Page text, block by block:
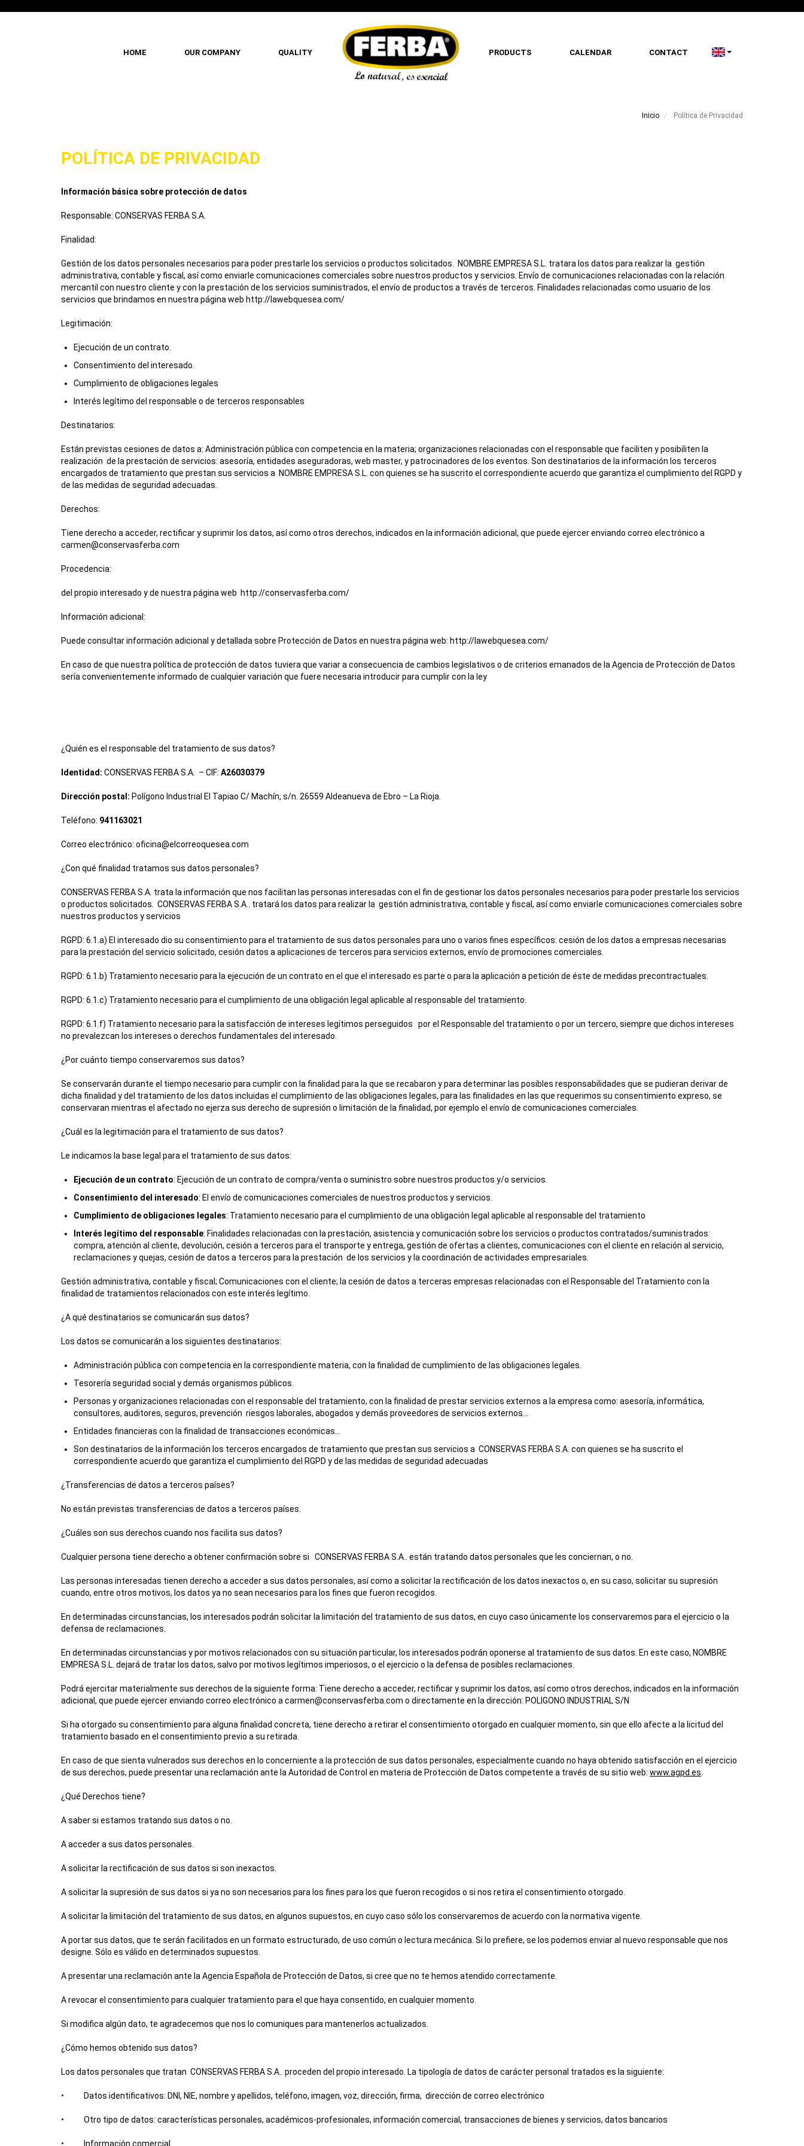
HOME OUR COMPANY QUALITY PRODUCTS CALENDAR CONTACT
Inicio Política de Privacidad
POLÍTICA DE PRIVACIDAD
Información básica sobre protección de datos
Responsable: CONSERVAS FERBA S.A.
Finalidad:
Gestión de los datos personales necesarios para poder prestarle los servicios o productos solicitados. NOMBRE EMPRESA S.L. tratara los datos para realizar la gestión
administrativa, contable y fiscal, así como enviarle comunicaciones comerciales sobre nuestros productos y servicios. Envío de comunicaciones relacionadas con la relación
mercantil con nuestro cliente y con la prestación de los servicios suministrados, el envío de productos a través de terceros. Finalidades relacionadas como usuario de los
servicios que brindamos en nuestra página web http://lawebquesea.com/
Legitimación:
Ejecución de un contrato.
Consentimiento del interesado.
Cumplimiento de obligaciones legales
Interés legítimo del responsable o de terceros responsables
Destinatarios:
Están previstas cesiones de datos a: Administración pública con competencia en la materia; organizaciones relacionadas con el responsable que faciliten y posibiliten la
realización de la prestación de servicios: asesoría, entidades aseguradoras, web master, y patrocinadores de los eventos. Son destinatarios de la información los terceros
encargados de tratamiento que prestan sus servicios a NOMBRE EMPRESA S.L. con quienes se ha suscrito el correspondiente acuerdo que garantiza el cumplimiento del RGPD y
de las medidas de seguridad adecuadas.
Derechos:
Tiene derecho a acceder, rectificar y suprimir los datos, así como otros derechos, indicados en la información adicional, que puede ejercer enviando correo electrónico a
carmen@conservasferba.com
Procedencia:
del propio interesado y de nuestra página web http://conservasferba.com/
Información adicional:
Puede consultar información adicional y detallada sobre Protección de Datos en nuestra página web: http://lawebquesea.com/
En caso de que nuestra política de protección de datos tuviera que variar a consecuencia de cambios legislativos o de criterios emanados de la Agencia de Protección de Datos
sería convenientemente informado de cualquier variación que fuere necesaria introducir para cumplir con la ley
¿Quién es el responsable del tratamiento de sus datos?
Identidad: CONSERVAS FERBA S.A. – CIF: A26030379
Dirección postal: Polígono Industrial El Tapiao C/ Machín, s/n. 26559 Aldeanueva de Ebro – La Rioja.
Teléfono: 941163021
Correo electrónico: oficina@elcorreoquesea.com
¿Con qué finalidad tratamos sus datos personales?
CONSERVAS FERBA S.A. trata la información que nos facilitan las personas interesadas con el fin de gestionar los datos personales necesarios para poder prestarle los servicios
o productos solicitados.
CONSERVAS FERBA S.A.
tratará los datos para realizar la gestión administrativa, contable y fiscal, así como enviarle comunicaciones comerciales sobre
nuestros productos y servicios
RGPD: 6.1.a) El interesado dio su consentimiento para el tratamiento de sus datos personales para uno o varios fines específicos: cesión de los datos a empresas necesarias
para la prestación del servicio solicitado, cesión datos a aplicaciones de terceros para servicios externos, envío de promociones comerciales.
RGPD: 6.1.b) Tratamiento necesario para la ejecución de un contrato en el que el interesado es parte o para la aplicación a petición de éste de medidas precontractuales.
RGPD: 6.1.c) Tratamiento necesario para el cumplimiento de una obligación legal aplicable al responsable del tratamiento.
RGPD: 6.1.f) Tratamiento necesario para la satisfacción de intereses legítimos perseguidos por el Responsable del tratamiento o por un tercero, siempre que dichos intereses
no prevalezcan los intereses o derechos fundamentales del interesado.
¿Por cuánto tiempo conservaremos sus datos?
Se conservarán durante el tiempo necesario para cumplir con la finalidad para la que se recabaron y para determinar las posibles responsabilidades que se pudieran derivar de
dicha finalidad y del tratamiento de los datos incluidas el cumplimiento de las obligaciones legales, para las finalidades en las que requerimos su consentimiento expreso, se
conservaran mientras el afectado no ejerza sus derecho de supresión o limitación de la finalidad, por ejemplo el envío de comunicaciones comerciales.
¿Cuál es la legitimación para el tratamiento de sus datos?
Le indicamos la base legal para el tratamiento de sus datos:
Ejecución de un contrato: Ejecución de un contrato de compra/venta o suministro sobre nuestros productos y/o servicios.
Consentimiento del interesado: El envío de comunicaciones comerciales de nuestros productos y servicios.
Cumplimiento de obligaciones legales: Tratamiento necesario para el cumplimiento de una obligación legal aplicable al responsable del tratamiento
Interés legítimo del responsable: Finalidades relacionadas con la prestación, asistencia y comunicación sobre los servicios o productos contratados/suministrados:
compra, atención al cliente, devolución, cesión a terceros para el transporte y entrega, gestión de ofertas a clientes, comunicaciones con el cliente en relación al servicio,
reclamaciones y quejas, cesión de datos a terceros para la prestación de los servicios y la coordinación de actividades empresariales.
Gestión administrativa, contable y fiscal; Comunicaciones con el cliente; la cesión de datos a terceras empresas relacionadas con el Responsable del Tratamiento con la
finalidad de tratamientos relacionados con este interés legítimo.
¿A qué destinatarios se comunicarán sus datos?
Los datos se comunicarán a los siguientes destinatarios:
Administración pública con competencia en la correspondiente materia, con la finalidad de cumplimiento de las obligaciones legales.
Tesorería seguridad social y demás organismos públicos.
Personas y organizaciones relacionadas con el responsable del tratamiento, con la finalidad de prestar servicios externos a la empresa como: asesoría, informática,
consultores, auditores, seguros, prevención riesgos laborales, abogados y demás proveedores de servicios externos...
Entidades financieras con la finalidad de transacciones económicas...
Son destinatarios de la información los terceros encargados de tratamiento que prestan sus servicios a CONSERVAS FERBA S.A. con quienes se ha suscrito el
correspondiente acuerdo que garantiza el cumplimiento del RGPD y de las medidas de seguridad adecuadas
¿Transferencias de datos a terceros países?
No están previstas transferencias de datos a terceros países.
¿Cuáles son sus derechos cuando nos facilita sus datos?
Cualquier persona tiene derecho a obtener confirmación sobre si CONSERVAS FERBA S.A. . están tratando datos personales que les conciernan, o no.
Las personas interesadas tienen derecho a acceder a sus datos personales, así como a solicitar la rectificación de los datos inexactos o, en su caso, solicitar su supresión
cuando, entre otros motivos, los datos ya no sean necesarios para los fines que fueron recogidos.
En determinadas circunstancias, los interesados podrán solicitar la limitación del tratamiento de sus datos, en cuyo caso únicamente los conservaremos para el ejercicio o la
defensa de reclamaciones.
En determinadas circunstancias y por motivos relacionados con su situación particular, los interesados podrán oponerse al tratamiento de sus datos. En este caso, NOMBRE
EMPRESA S.L. dejará de tratar los datos, salvo por motivos legítimos imperiosos, o el ejercicio o la defensa de posibles reclamaciones.
Podrá ejercitar materialmente sus derechos de la siguiente forma: Tiene derecho a acceder, rectificar y suprimir los datos, así como otros derechos, indicados en la información
adicional, que puede ejercer enviando correo electrónico a carmen@conservasferba.com o directamente en la dirección: POLIGONO INDUSTRIAL S/N
Si ha otorgado su consentimiento para alguna finalidad concreta, tiene derecho a retirar el consentimiento otorgado en cualquier momento, sin que ello afecte a la licitud del
tratamiento basado en el consentimiento previo a su retirada.
En caso de que sienta vulnerados sus derechos en lo concerniente a la protección de sus datos personales, especialmente cuando no haya obtenido satisfacción en el ejercicio
de sus derechos, puede presentar una reclamación ante la Autoridad de Control en materia de Protección de Datos competente a través de su sitio web: www.agpd.es
¿Qué Derechos tiene?
A saber si estamos tratando sus datos o no.
A acceder a sus datos personales.
A solicitar la rectificación de sus datos si son inexactos.
A solicitar la supresión de sus datos si ya no son necesarios para los fines para los que fueron recogidos o si nos retira el consentimiento otorgado.
A solicitar la limitación del tratamiento de sus datos, en algunos supuestos, en cuyo caso sólo los conservaremos de acuerdo con la normativa vigente.
A portar sus datos, que te serán facilitados en un formato estructurado, de uso común o lectura mecánica. Si lo prefiere, se los podemos enviar al nuevo responsable que nos
designe. Sólo es válido en determinados supuestos.
A presentar una reclamación ante la Agencia Española de Protección de Datos, si cree que no te hemos atendido correctamente.
A revocar el consentimiento para cualquier tratamiento para el que haya consentido, en cualquier momento.
Si modifica algún dato, te agradecemos que nos lo comuniques para mantenerlos actualizados.
¿Cómo hemos obtenido sus datos?
Los datos personales que tratan CONSERVAS FERBA S.A. . proceden del propio interesado. La tipología de datos de carácter personal tratados es la siguiente:
• Datos identificativos: DNI, NIE, nombre y apellidos, teléfono, imagen, voz, dirección, firma, dirección de correo electrónico
• Otro tipo de datos: características personales, académicos-profesionales, información comercial, transacciones de bienes y servicios, datos bancarios
• Información comercial